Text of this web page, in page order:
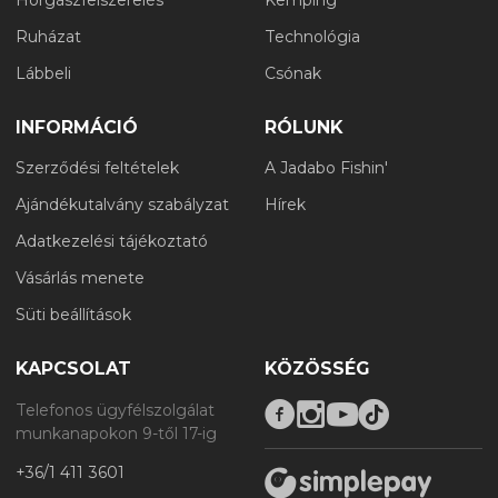
Ruházat
Lábbeli
Technológia
Csónak
INFORMÁCIÓ
Szerződési feltételek
Ajándékutalvány szabályzat
Adatkezelési tájékoztató
Vásárlás menete
Süti beállítások
RÓLUNK
A Jadabo Fishin'
Hírek
KAPCSOLAT
Telefonos ügyfélszolgálat
munkanapokon 9-től 17-ig
+36/1 411 3601
KÖZÖSSÉG